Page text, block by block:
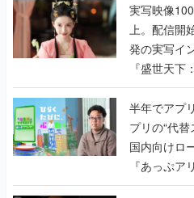
んだレジェ
実写映像
上。配信開
発の実写イ
『盛世天
うこだわり
半年でアプリ
プリの“代
国内向けロ
『あっぷ
てみた